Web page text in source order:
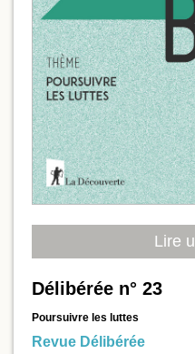
Lire
Délibérée n° 23
Poursuivre les luttes
Revue Délibérée